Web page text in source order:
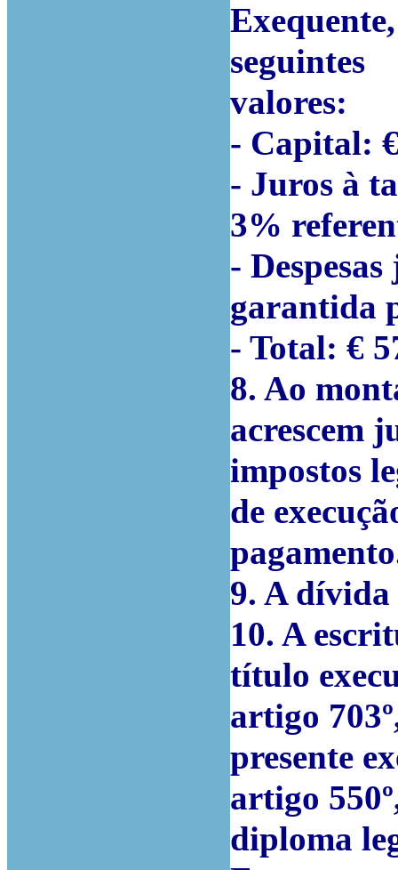
seguintes
valores:
- Capital:
- Juros à
3%
-
garantida
- Total: €
8. Ao
acrescem
impostos
de
9. A
10. A
título
artigo
presente
artigo
diploma